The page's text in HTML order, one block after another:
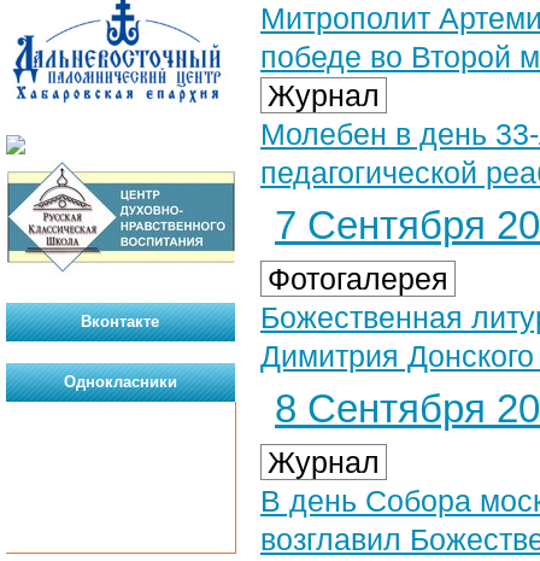
Митрополит
победе во Второй
Журнал
Молебен в день 33-
педагогической
7 Сентября
Фотогалерея
Божественная
Димитрия
8 Сентября
Журнал
В день Собора
возглавил
Вконтакте
Однокласники